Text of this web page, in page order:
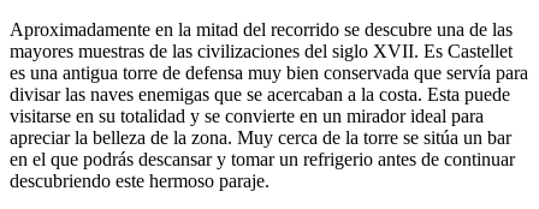
Aproximadamente en la mitad del recorrido se descubre una de las
mayores muestras de las civilizaciones del siglo XVII. Es Castellet
es una antigua torre de defensa muy bien conservada que servía para
divisar las naves enemigas que se acercaban a la costa. Esta puede
visitarse en su totalidad y se convierte en un mirador ideal para
apreciar la belleza de la zona. Muy cerca de la torre se sitúa un bar
en el que podrás descansar y tomar un refrigerio antes de continuar
descubriendo este hermoso paraje.